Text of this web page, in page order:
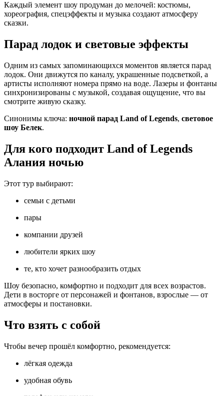
Каждый элемент шоу продуман до мелочей: костюмы,
хореография, спецэффекты и музыка создают атмосферу
сказки.
Парад лодок и световые эффекты
Одним из самых запоминающихся моментов является парад
лодок. Они движутся по каналу, украшенные подсветкой, а
артисты исполняют номера прямо на воде. Лазеры и фонтаны
синхронизированы с музыкой, создавая ощущение, что вы
смотрите живую сказку.
Синонимы ключа: ночной парад Land of Legends, световое
шоу Белек.
Для кого подходит Land of Legends
Алания ночью
Этот тур выбирают:
семьи с детьми
пары
компании друзей
любители ярких шоу
те, кто хочет разнообразить отдых
Шоу безопасно, комфортно и подходит для всех возрастов.
Дети в восторге от персонажей и фонтанов, взрослые — от
атмосферы и постановки.
Что взять с собой
Чтобы вечер прошёл комфортно, рекомендуется:
лёгкая одежда
удобная обувь